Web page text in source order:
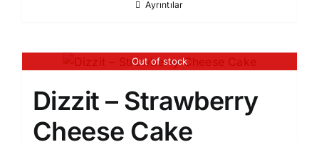
Ayrıntılar
Out of stock
Dizzit – Strawberry
Cheese Cake